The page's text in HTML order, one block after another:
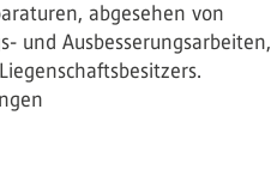
abgesehen von
und Ausbesserungsarbeiten,